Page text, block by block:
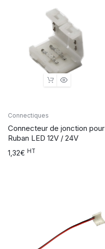
Connectiques
Connecteur de jonction pour
Ruban LED 12V / 24V
1,32€ HT